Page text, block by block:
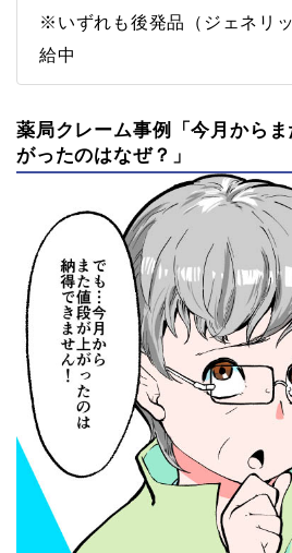
※いずれも後発品（ジェネリ
給中
薬局クレーム事例「今月から
がったのはなぜ？」